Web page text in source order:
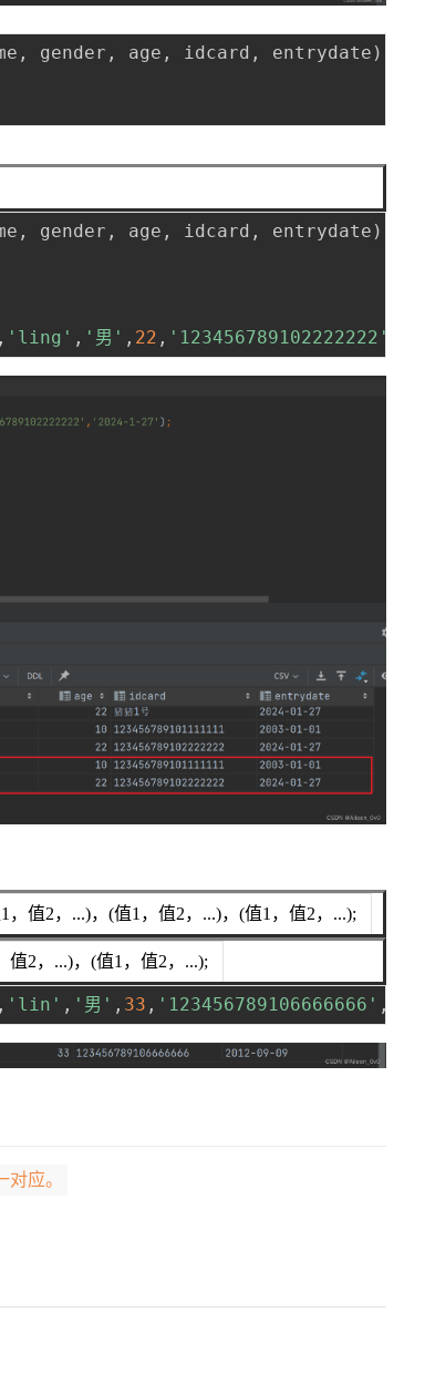
, gender , age , idcard , entrydate )
, gender , age , idcard , entrydate )
, 'ling' , '男' , 22 , '123456789102222222'
，值2，...)，(值1，值2，...)，(值1，值2，...);
值2，...)，(值1，值2，...);
, 'lin' , '男' , 33 , '123456789106666666' ,
应。